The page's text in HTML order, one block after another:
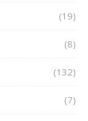
(19)
(8)
(132)
(7)